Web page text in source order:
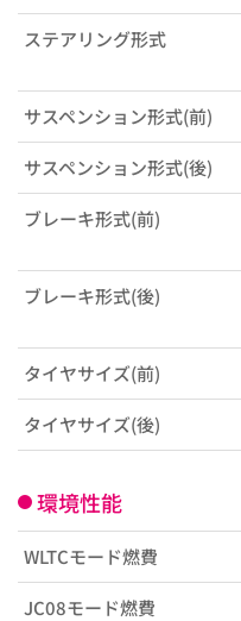
ステアリング形式
サスペンション形式(前)
サスペンション形式(後)
ブレーキ形式(前)
ブレーキ形式(後)
タイヤサイズ(前)
タイヤサイズ(後)
環境性能
WLTCモード燃費
JC08モード燃費